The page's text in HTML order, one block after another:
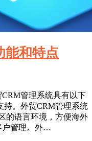
能和特点
管理系统具有以下
持。外贸CRM管理系统
的语言环境，方便海外
户管理。外…